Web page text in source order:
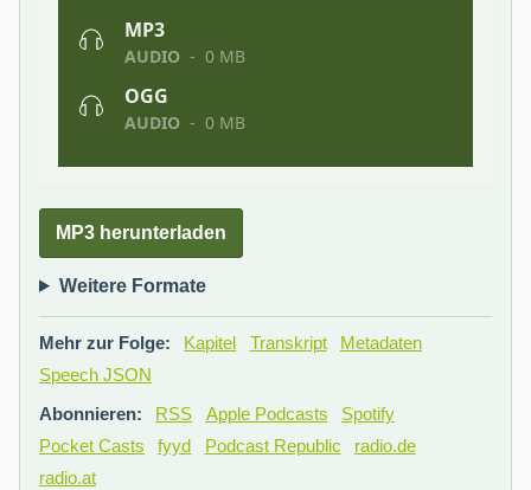
MP3 herunterladen
Weitere Formate
Mehr zur Folge: Kapitel Transkript
Metadaten
Speech JSON
Abonnieren:
RSS Apple Podcasts
Spotify
Pocket Casts
fyyd Podcast Republic
radio.de
radio.at